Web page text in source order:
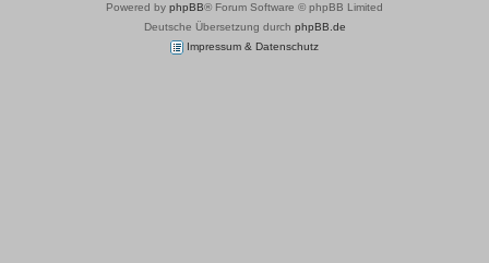
Powered by phpBB® Forum Software © phpBB Limited
Deutsche Übersetzung durch phpBB.de
Impressum & Datenschutz